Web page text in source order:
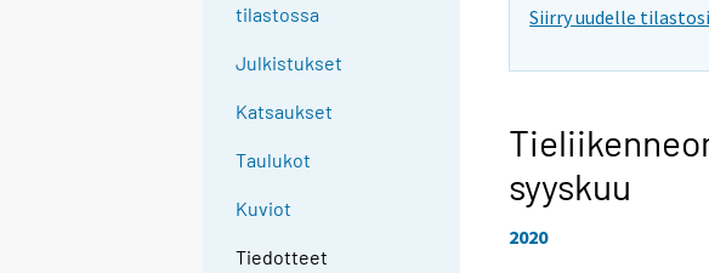
tilastossa
Julkistukset
Katsaukset
Taulukot
Kuviot
Tiedotteet
Siirry uudelle
syyskuu
2020